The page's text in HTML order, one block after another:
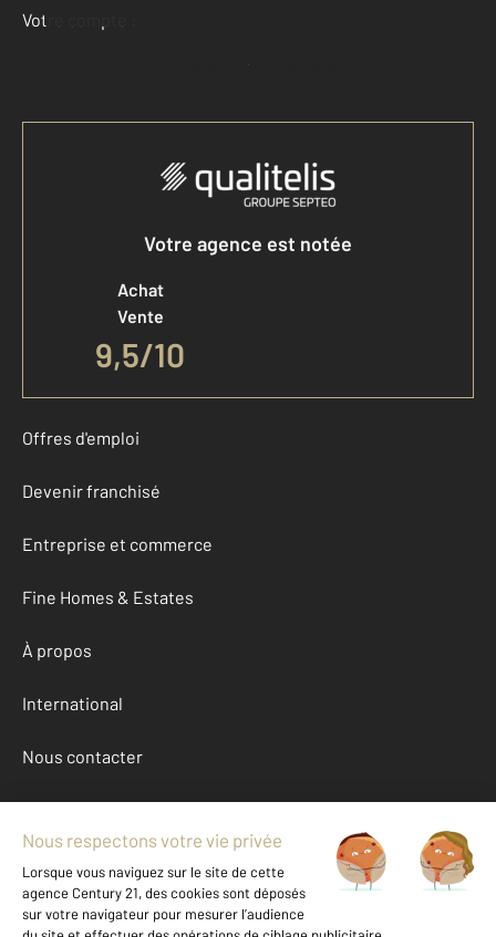
Votre compte :
Accéder à mon compte
Votre agence est notée
Achat
Vente
9,5/10
Offres d'emploi
Devenir franchisé
Entreprise et commerce
Fine Homes & Estates
À propos
International
Nous contacter
Mentions légales & CGU et Barèmes d'honoraires
Données personnelles
Gestionnaire des cookies